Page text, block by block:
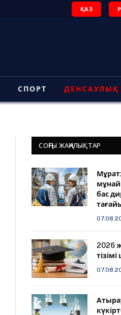
ҚАЗ
СПОРТ ДЕНСАУЛЫҚ
СОҢҒЫ ЖАҢАЛЫҚТАР
бас
2026